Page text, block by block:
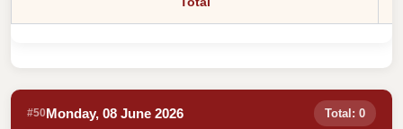
#50Monday, 08 June 2026 Total: 0